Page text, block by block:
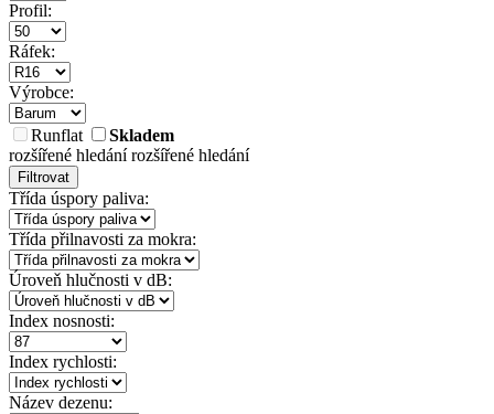
Profil:
Ráfek:
Výrobce:
Runflat
Skladem
rozšířené hledánírozšířené hledání
Filtrovat
Třída úspory paliva:
Třída přilnavosti za mokra:
Úroveň hlučnosti v dB:
Index nosnosti:
Index rychlosti:
Název dezenu: